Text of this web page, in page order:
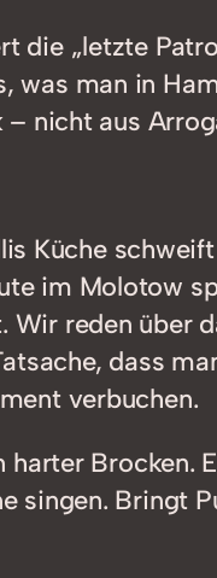
die „letzte
man in
nicht aus
Küche
im Molotow
reden über
dass
verbuchen.
Brocken.
singen. Bringt